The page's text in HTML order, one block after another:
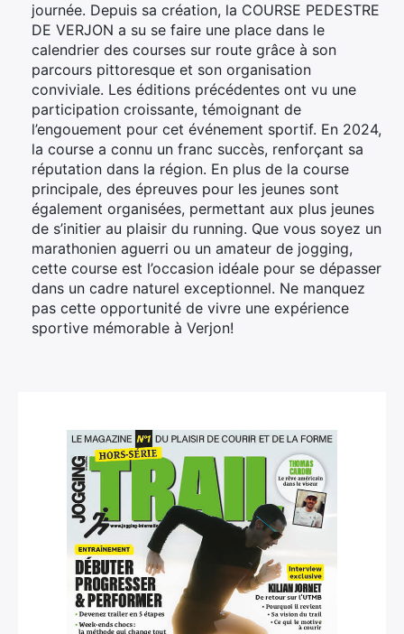
journée. Depuis sa création, la COURSE PEDESTRE
DE VERJON a su se faire une place dans le
calendrier des courses sur route grâce à son
parcours pittoresque et son organisation
conviviale. Les éditions précédentes ont vu une
participation croissante, témoignant de
l’engouement pour cet événement sportif. En 2024,
la course a connu un franc succès, renforçant sa
réputation dans la région. En plus de la course
principale, des épreuves pour les jeunes sont
également organisées, permettant aux plus jeunes
de s’initier au plaisir du running. Que vous soyez un
marathonien aguerri ou un amateur de jogging,
cette course est l’occasion idéale pour se dépasser
dans un cadre naturel exceptionnel. Ne manquez
pas cette opportunité de vivre une expérience
sportive mémorable à Verjon!